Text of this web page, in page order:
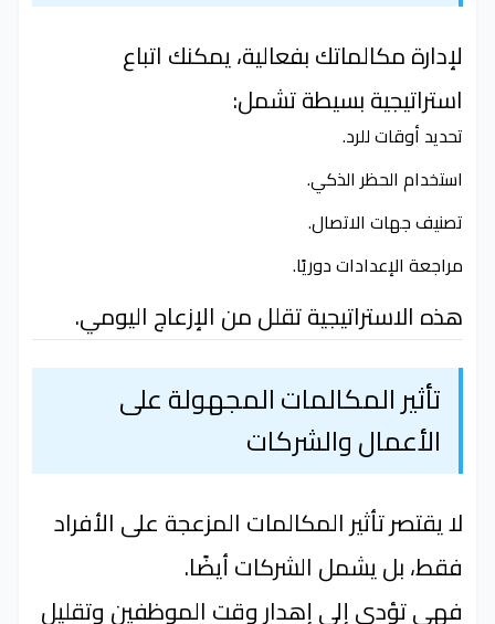
لإدارة مكالماتك بفعالية، يمكنك اتباع
استراتيجية بسيطة تشمل:
تحديد أوقات للرد.
استخدام الحظر الذكي.
تصنيف جهات الاتصال.
مراجعة الإعدادات دوريًا.
هذه الاستراتيجية تقلل من الإزعاج اليومي.
تأثير المكالمات المجهولة على
الأعمال والشركات
لا يقتصر تأثير المكالمات المزعجة على الأفراد
فقط، بل يشمل الشركات أيضًا.
فهي تؤدي إلى إهدار وقت الموظفين وتقليل